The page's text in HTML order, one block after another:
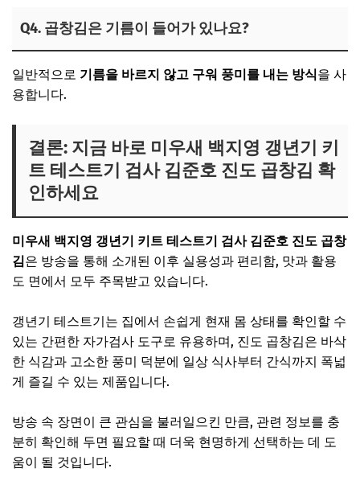
Q4. 곱창김은 기름이 들어가 있나요?
일반적으로 기름을 바르지 않고 구워 풍미를 내는 방식을 사
용합니다.
결론: 지금 바로 미우새 백지영 갱년기 키
트 테스트기 검사 김준호 진도 곱창김 확
인하세요
미우새 백지영 갱년기 키트 테스트기 검사 김준호 진도 곱창
김은 방송을 통해 소개된 이후 실용성과 편리함, 맛과 활용
도 면에서 모두 주목받고 있습니다.
갱년기 테스트기는 집에서 손쉽게 현재 몸 상태를 확인할 수
있는 간편한 자가검사 도구로 유용하며, 진도 곱창김은 바삭
한 식감과 고소한 풍미 덕분에 일상 식사부터 간식까지 폭넓
게 즐길 수 있는 제품입니다.
방송 속 장면이 큰 관심을 불러일으킨 만큼, 관련 정보를 충
분히 확인해 두면 필요할 때 더욱 현명하게 선택하는 데 도
움이 될 것입니다.